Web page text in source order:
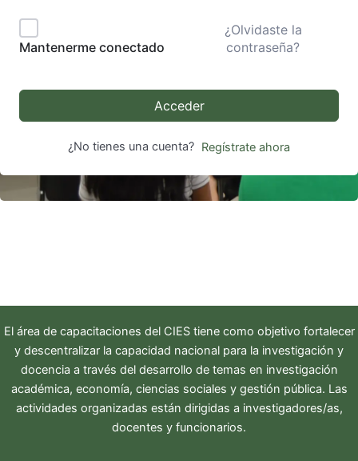
Mantenerme conectado
¿Olvidaste la
contraseña?
Acceder
¿No tienes una cuenta? Regístrate ahora
El área de capacitaciones del CIEStiene como objetivo fortalecer
y descentralizar la capacidad nacional para la investigación y
docencia a través del desarrollo de temas en investigación
académica, economía, ciencias sociales y gestión pública. Las
actividades organizadas están dirigidas a investigadores/as,
docentes y funcionarios.